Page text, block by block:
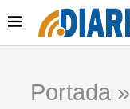
Portada»